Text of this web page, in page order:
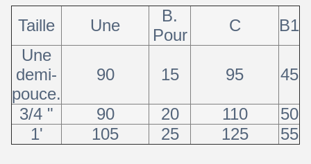
Taille Une
B.
Pour
C
B1
Une
demi-
pouce.
90 15 95 45
3/4 " 90 20 110
50
1'
105 25 125 55